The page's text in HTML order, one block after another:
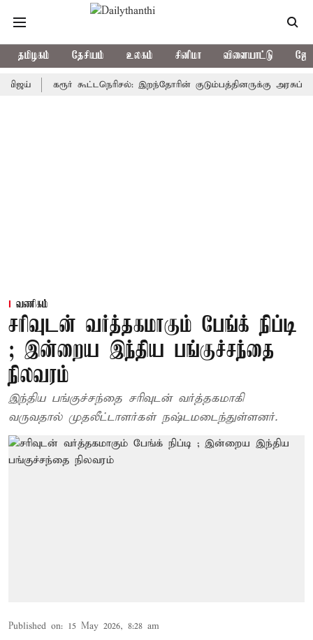
தமிழகம் தேசியம் உலகம் சினிமா விளையாட்டு
கரூர் கூட்டநெரிசல்: இறந்தோரின் குடும்பத்தினருக்கு அரசுப்பணி
வணிகம்
சரிவுடன் வர்த்தகமாகும் பேங்க் நிப்டி
; இன்றைய இந்திய பங்குச்சந்தை
நிலவரம்
இந்திய பங்குச்சந்தை சரிவுடன் வர்த்தகமாகி
வருவதால் முதலீட்டாளர்கள் நஷ்டமடைந்துள்ளனர்.
Published on: 15 May 2026, 8:28 am